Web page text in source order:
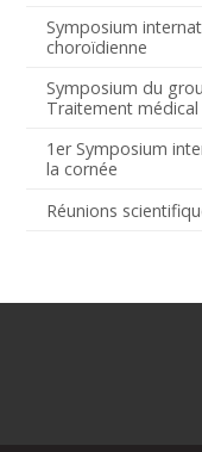
Symposium
choroïdienne
Symposium du
Traitement
1er Symposium
la cornée
Réunions